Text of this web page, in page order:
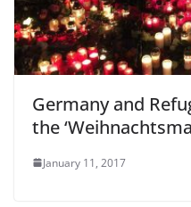
Germany and
the
January 11, 2017